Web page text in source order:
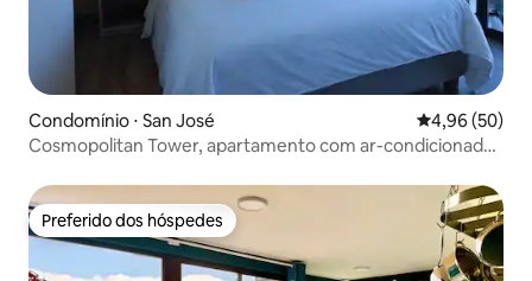
Condomínio ⋅ San José 4,96 de uma
4,96 (50)
Cosmopolitan Tower, apartamento com ar-condicionado,
Preferido dos hóspedes
Preferido dos hóspedes